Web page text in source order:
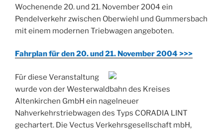
Wochenende 20. und 21. November 2004 ein
Pendelverkehr zwischen Oberwiehl und Gummersbach
mit einem modernen Triebwagen angeboten.
Fahrplan für den 20. und 21. November 2004 >>>
Für diese Veranstaltung
wurde von der Westerwaldbahn des Kreises
Altenkirchen GmbH ein nagelneuer
Nahverkehrstriebwagen des Typs CORADIA LINT
gechartert. Die Vectus Verkehrsgesellschaft mbH,